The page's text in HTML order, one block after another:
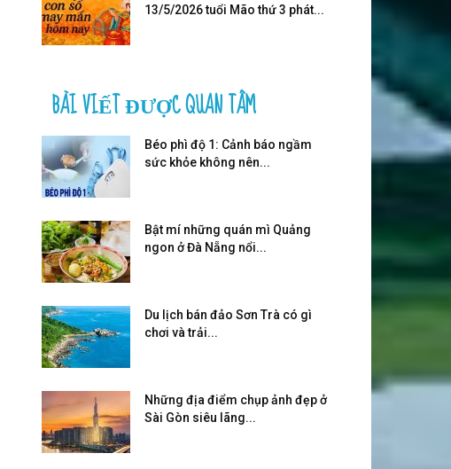
13/5/2026 tuổi Mão thứ 3 phát...
BÀI VIẾT ĐƯỢC QUAN TÂM
Béo phì độ 1: Cảnh báo ngầm
sức khỏe không nên...
Bật mí những quán mì Quảng
ngon ở Đà Nẵng nổi...
Du lịch bán đảo Sơn Trà có gì
chơi và trải...
Những địa điểm chụp ảnh đẹp ở
Sài Gòn siêu lãng...